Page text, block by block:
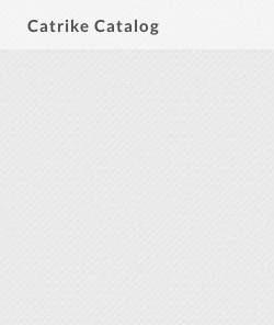
Catrike Catalog